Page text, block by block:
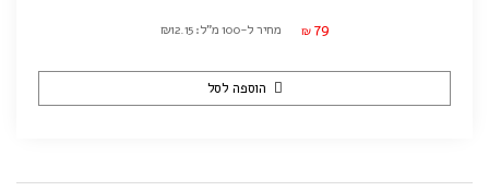
₪ 79 מחיר ל-100 מ"ל: ₪12.15
הוספה לסל